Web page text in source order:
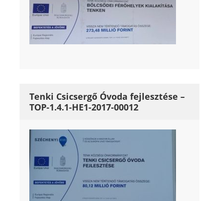
Tenki Csicsergő Óvoda fejlesztése –
TOP-1.4.1-HE1-2017-00012